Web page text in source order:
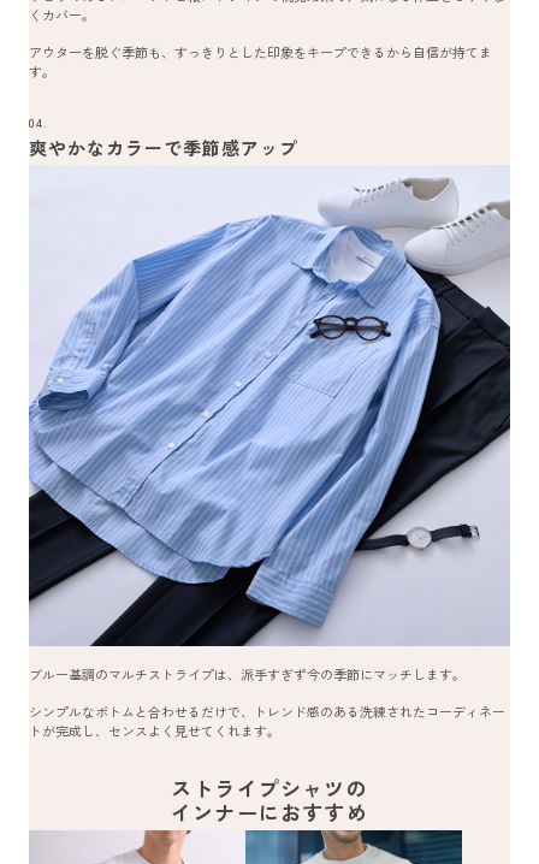
くカバー。
アウターを脱ぐ季節も、すっきりとした印象をキープできるから自信が持てま
す。
04.
爽やかなカラーで季節感アップ
ブルー基調のマルチストライプは、派手すぎず今の季節にマッチします。
シンプルなボトムと合わせるだけで、トレンド感のある洗練されたコーディネー
トが完成し、センスよく見せてくれます。
ストライプシャツの
インナーにおすすめ